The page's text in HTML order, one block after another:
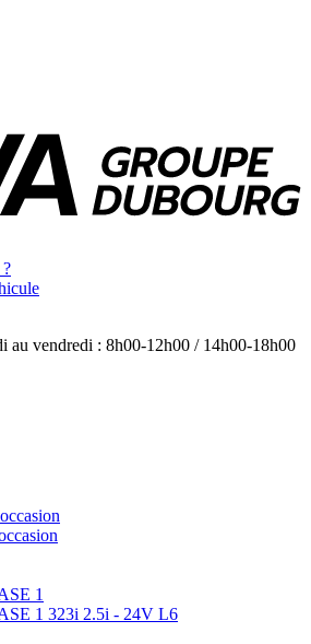
au vendredi : 8h00-12h00 / 14h00-18h00
1
1 323i 2.5i - 24V L6